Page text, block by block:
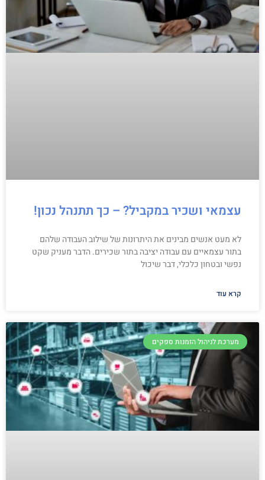
עצמאי ושכיר במקביל? – כך תתנהל נכון!
לא מעט אנשים מבינים את היתרונות של שילוב העבודה שלהם
בתור עצמאיים עם עבודה יציבה בתור שכירים. הדבר מעניק שקט
נפשי ובטחון כלכלי, דבר שיכול
קרא עוד
מערכת לניהול הזמנות ספקים